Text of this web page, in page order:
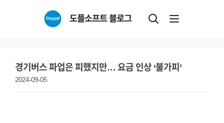
도플소프트 블로그
경기버스 파업은 피했지만… 요금 인상 ‘불가피’
2024-09-05